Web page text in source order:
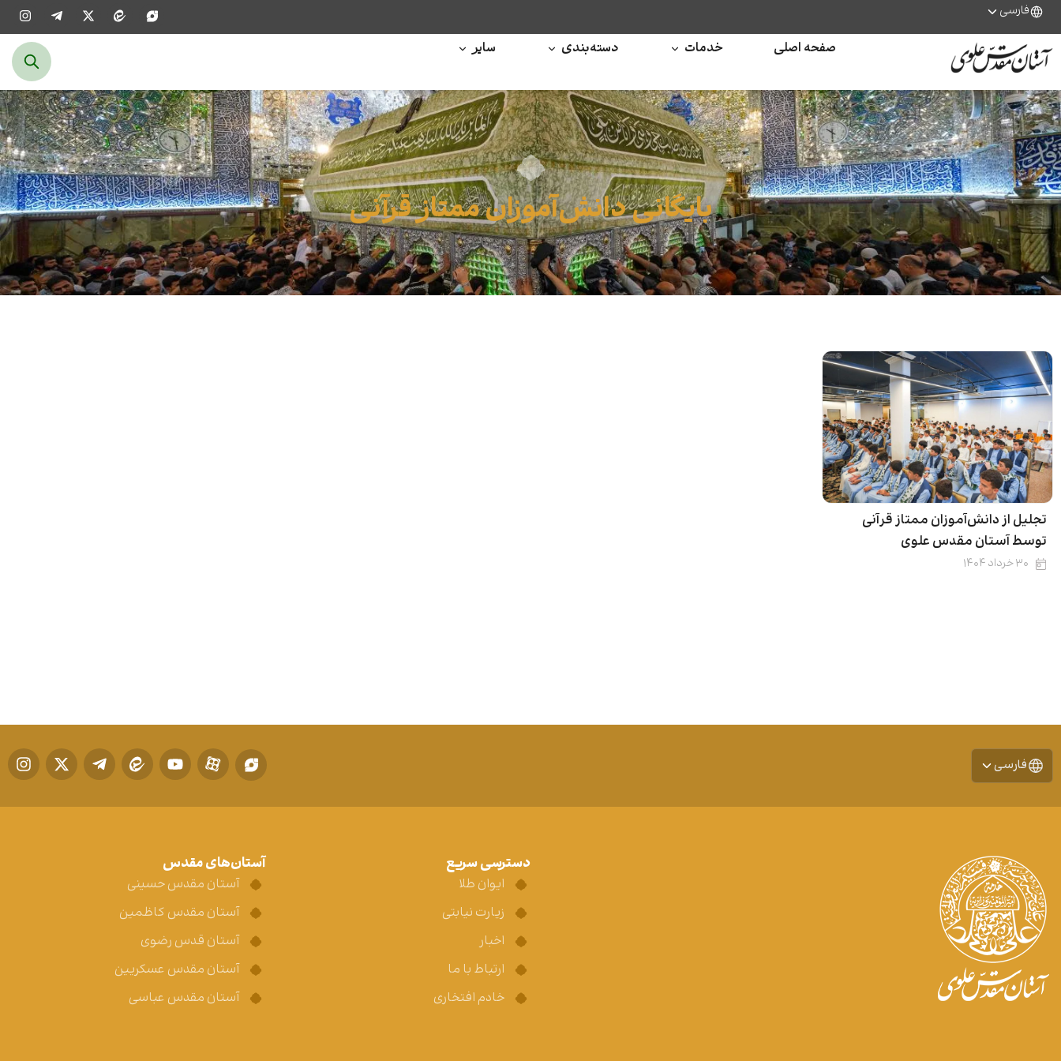
فارسی
صفحه اصلی خدمات دسته‌بندی سایر
بایگانی دانش‌آموزان ممتاز قرآنی
تجلیل از دانش‌آموزان ممتاز قرآنی
توسط آستان مقدس علوی
۳۰ خرداد ۱۴۰۴
فارسی
دسترسی سریع
ایوان طلا
زیارت نیابتی
اخبار
ارتباط با ما
خادم افتخاری
آستان‌های مقدس
آستان مقدس حسینی
آستان مقدس کاظمین
آستان قدس رضوی
آستان مقدس عسکریین
آستان مقدس عباسی